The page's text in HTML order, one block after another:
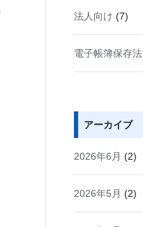
法人向け (7)
電子帳簿保存法
アーカイブ
2026年6月 (2)
2026年5月 (2)